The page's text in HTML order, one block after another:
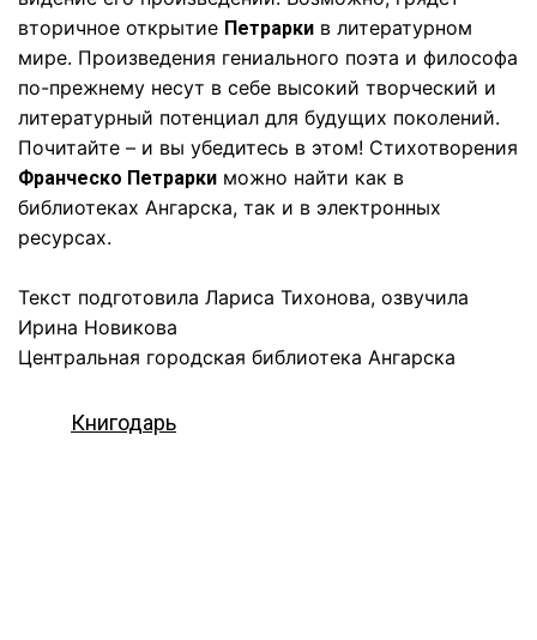
вторичное открытие Петрарки в литературном
мире. Произведения гениального поэта и философа
по-прежнему несут в себе высокий творческий и
литературный потенциал для будущих поколений.
Почитайте – и вы убедитесь в этом! Стихотворения
Франческо Петрарки можно найти как в
библиотеках Ангарска, так и в электронных
ресурсах.
Текст подготовила Лариса Тихонова, озвучила
Ирина Новикова
Центральная городская библиотека Ангарска
Книгодарь